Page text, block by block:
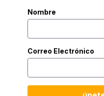
Nombre
Correo Electrónico